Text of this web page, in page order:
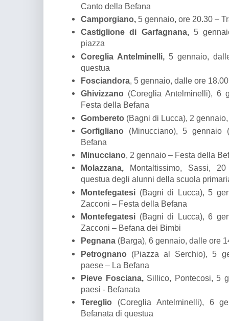
Canto della Befana
Camporgiano, 5 gennaio, ore 20.30 –
Castiglione di Garfagnana,5
piazza
Coreglia Antelminelli, 5 gennaio,
questua
Fosciandora, 5 gennaio, dalle ore
Ghivizzano (Coreglia Antelminelli), 6
Festa della Befana
Gombereto (Bagni di Lucca), 2
Gorfigliano (Minucciano), 5
Befana
Minucciano, 2 gennaio – Festa della
Molazzana, Montaltissimo, Sassi,
questua degli alunni della scuola
Montefegatesi (Bagni di Lucca), 5
Zacconi – Festa della Befana
Montefegatesi (Bagni di Lucca), 6
Zacconi – Befana dei Bimbi
Pegnana (Barga), 6 gennaio, dalle ore
Petrognano (Piazza al Serchio), 5
paese – La Befana
Pieve Fosciana,Sillico, Pontecosi, 5
paesi - Befanata
Tereglio (Coreglia Antelminelli), 6
Befanata di questua